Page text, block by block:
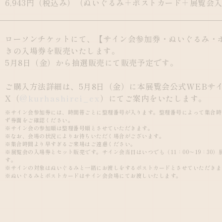
6,943円（税込み） （ぬいぐるみ＋ポストカード＋展覧会
ローソンチケットにて、【サイン会参加券・ぬいぐるみ・
きの入場券を販売いたします。
5月8日（金）から抽選販売にて販売予定です。
ご購入方法詳細は、5月8日（金）に本展覧会公式WEBサ
X（
）にてご案内をいたします。
※サイン会参加券には、時間帯ごとに整理番号が入ります。整理番号によって集合
ず券面をご確認ください。
※サイン会の参加順は整理番号順とさせていただきます。
※なお、会場の状況によりお待ちいただく場合がございます。
※集合時間より早すぎるご来場はご遠慮ください。
※展覧会の入場券とセット販売です。サイン会当日はいつでも（11：00～19：30）
す。
※サインの対象はぬいぐるみと一緒にお渡しをするポストカードとさせていただき
※ぬいぐるみとポストカードはサイン会会場にてお渡しいたします。